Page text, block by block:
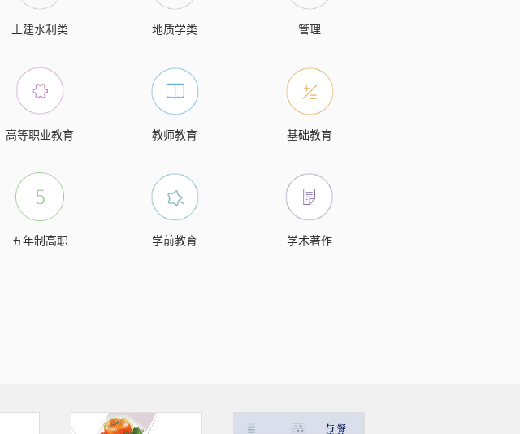
土建水利类 地质学类 管理
高等职业教育 教师教育 基础教育
五年制高职 学前教育 学术著作